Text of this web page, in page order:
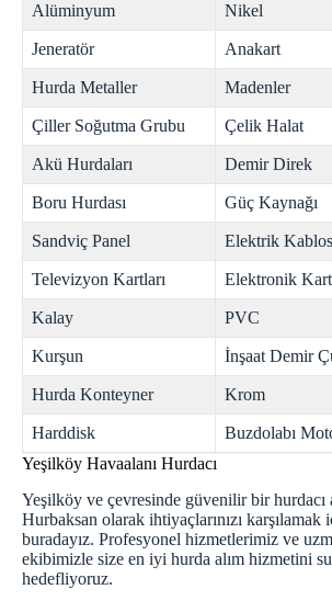
Alüminyum Nikel
Jeneratör Anakart
Hurda Metaller Madenler
Çiller Soğutma Grubu Çelik Halat
Akü Hurdaları Demir Direk
Boru Hurdası Güç Kaynağı
Sandviç Panel Elektrik
Televizyon Kartları Elektronik Kart
Kalay PVC
Kurşun İnşaat Demir
Hurda Konteyner Krom
Harddisk
Buzdolabı
Yeşilköy Havaalanı Hurdacı
Yeşilköy ve çevresinde güvenilir bir hurdacı
Hurbaksan olarak ihtiyaçlarınızı karşılamak
buradayız. Profesyonel hizmetlerimiz ve
ekibimizle size en iyi hurda alım hizmetini
hedefliyoruz.